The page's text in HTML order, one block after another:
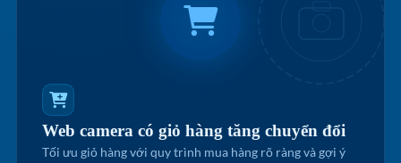
Web camera có giỏ hàng tăng chuyển đổi
Tối ưu giỏ hàng với quy trình mua hàng rõ ràng và gợi ý